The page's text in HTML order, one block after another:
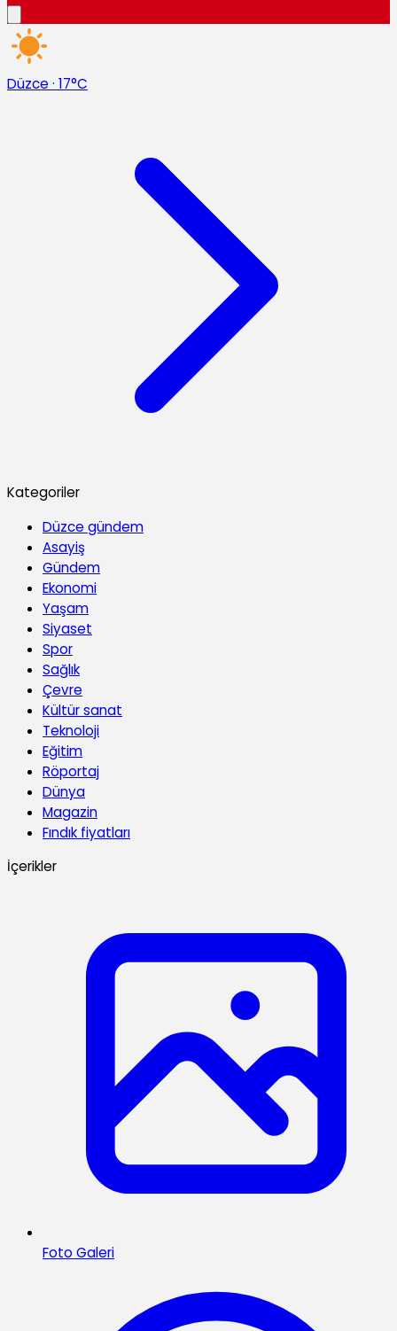
Düzce · 17°C
Kategoriler
Düzce gündem
Asayiş
Gündem
Ekonomi
Yaşam
Siyaset
Spor
Sağlık
Çevre
Kültür sanat
Teknoloji
Eğitim
Röportaj
Dünya
Magazin
Fındık fiyatları
İçerikler
Foto Galeri